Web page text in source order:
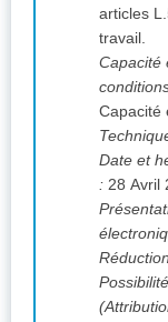
articles L.5112-1 à L.5212-11 du code du
travail.
Capacité
Capacité
Date et
: 28 Avril